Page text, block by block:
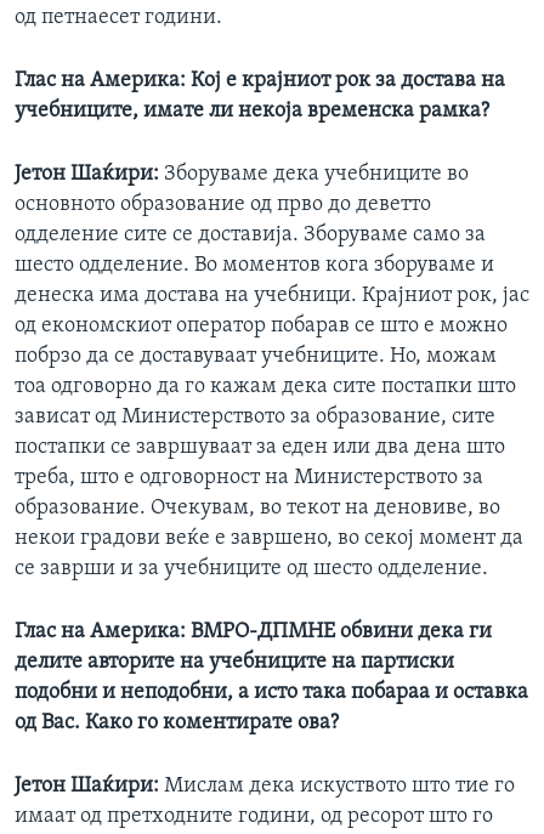
од петнаесет години.
Глас на Америка: Кој е крајниот рок за достава на
учебниците, имате ли некоја временска рамка?
Јетон Шаќири: Зборуваме дека учебниците во
основното образование од прво до деветто
одделение сите се доставија. Зборуваме само за
шесто одделение. Во моментов кога зборуваме и
денеска има достава на учебници. Крајниот рок, јас
од економскиот оператор побарав се што е можно
побрзо да се доставуваат учебниците. Но, можам
тоа одговорно да го кажам дека сите постапки што
зависат од Министерството за образование, сите
постапки се завршуваат за еден или два дена што
треба, што е одговорност на Министерството за
образование. Очекувам, во текот на деновиве, во
некои градови веќе е завршено, во секој момент да
се заврши и за учебниците од шесто одделение.
Глас на Америка: ВМРО-ДПМНЕ обвини дека ги
делите авторите на учебниците на партиски
подобни и неподобни, а исто така побараа и оставка
од Вас. Како го коментирате ова?
Јетон Шаќири: Мислам дека искуството што тие го
имаат од претходните години, од ресорот што го